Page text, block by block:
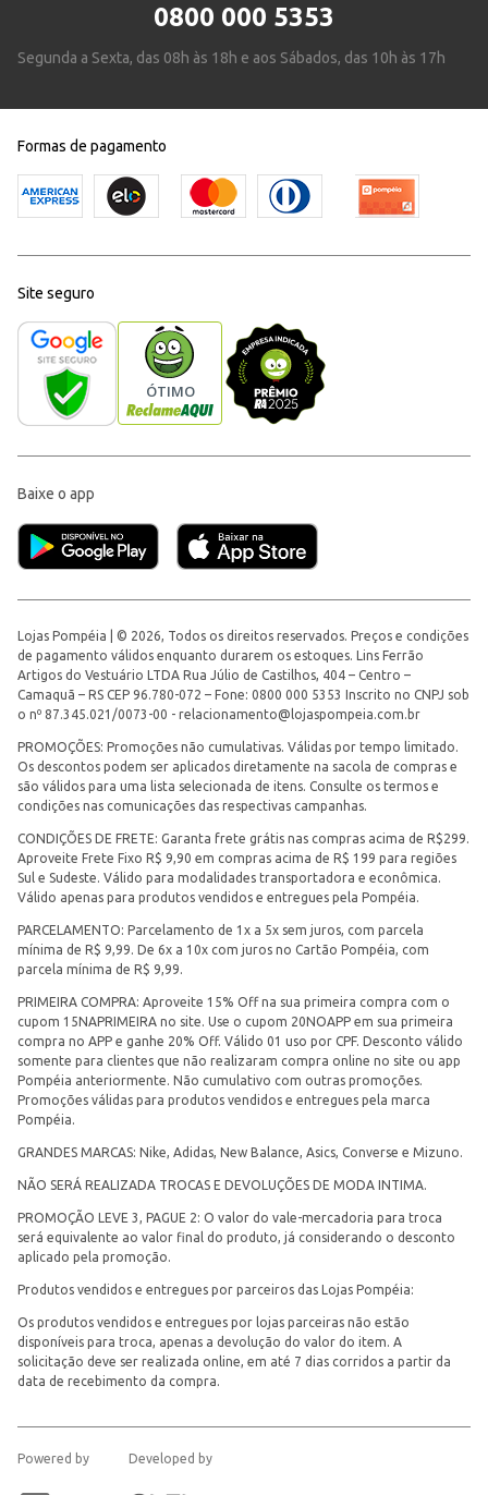
0800 000 5353
Segunda a Sexta, das 08h às 18h e aos Sábados, das 10h às 17h
Formas de pagamento
Site seguro
Baixe o app
Lojas Pompéia | © 2026, Todos os direitos reservados. Preços e condições
de pagamento válidos enquanto durarem os estoques. Lins Ferrão
Artigos do Vestuário LTDA Rua Júlio de Castilhos, 404 – Centro –
Camaquã – RS CEP 96.780-072 – Fone: 0800 000 5353 Inscrito no CNPJ sob
o nº 87.345.021/0073-00 - relacionamento@lojaspompeia.com.br
PROMOÇÕES: Promoções não cumulativas. Válidas por tempo limitado.
Os descontos podem ser aplicados diretamente na sacola de compras e
são válidos para uma lista selecionada de itens. Consulte os termos e
condições nas comunicações das respectivas campanhas.
CONDIÇÕES DE FRETE: Garanta frete grátis nas compras acima de R$299.
Aproveite Frete Fixo R$ 9,90 em compras acima de R$ 199 para regiões
Sul e Sudeste. Válido para modalidades transportadora e econômica.
Válido apenas para produtos vendidos e entregues pela Pompéia.
PARCELAMENTO: Parcelamento de 1x a 5x sem juros, com parcela
mínima de R$ 9,99. De 6x a 10x com juros no Cartão Pompéia, com
parcela mínima de R$ 9,99.
PRIMEIRA COMPRA: Aproveite 15% Off na sua primeira compra com o
cupom 15NAPRIMEIRA no site. Use o cupom 20NOAPP em sua primeira
compra no APP e ganhe 20% Off. Válido 01 uso por CPF. Desconto válido
somente para clientes que não realizaram compra online no site ou app
Pompéia anteriormente. Não cumulativo com outras promoções.
Promoções válidas para produtos vendidos e entregues pela marca
Pompéia.
GRANDES MARCAS: Nike, Adidas, New Balance, Asics, Converse e Mizuno.
NÃO SERÁ REALIZADA TROCAS E DEVOLUÇÕES DE MODA INTIMA.
PROMOÇÃO LEVE 3, PAGUE 2: O valor do vale-mercadoria para troca
será equivalente ao valor final do produto, já considerando o desconto
aplicado pela promoção.
Produtos vendidos e entregues por parceiros das Lojas Pompéia:
Os produtos vendidos e entregues por lojas parceiras não estão
disponíveis para troca, apenas a devolução do valor do item. A
solicitação deve ser realizada online, em até 7 dias corridos a partir da
data de recebimento da compra.
Powered by Developed by